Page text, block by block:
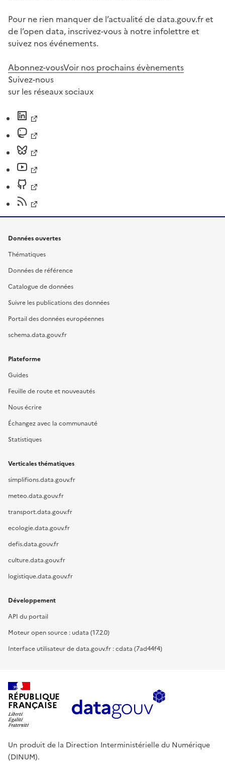
Pour ne rien manquer de l’actualité de data.gouv.fr et
de l’open data, inscrivez-vous à notre infolettre et
suivez nos événements.
Abonnez-vousVoir nos prochains évènements
Suivez-nous
sur les réseaux sociaux
Données ouvertes
Thématiques
Données de référence
Catalogue de données
Suivre les publications des données
Portail des données européennes
schema.data.gouv.fr
Plateforme
Guides
Feuille de route et nouveautés
Nous écrire
Échangez avec la communauté
Statistiques
Verticales thématiques
simplifions.data.gouv.fr
meteo.data.gouv.fr
transport.data.gouv.fr
ecologie.data.gouv.fr
defis.data.gouv.fr
culture.data.gouv.fr
logistique.data.gouv.fr
Développement
API du portail
Moteur open source : udata (17.2.0)
Interface utilisateur de data.gouv.fr : cdata (7ad44f4)
RÉPUBLIQUE
FRANÇAISE
Un produit de la Direction Interministérielle du Numérique
(DINUM).